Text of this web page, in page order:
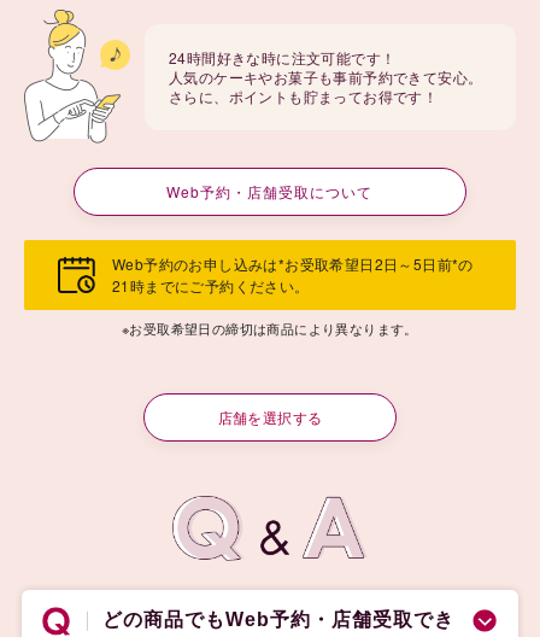
24時間好きな時に注文可能です！
人気のケーキやお菓子も事前予約できて安心。
さらに、ポイントも貯まってお得です！
Web予約・店舗受取について
Web予約のお申し込みは*お受取希望日2日～5日前*の
21時までにご予約ください。
※お受取希望日の締切は商品により異なります。
店舗を選択する
どの商品でもWeb予約・店舗受取でき